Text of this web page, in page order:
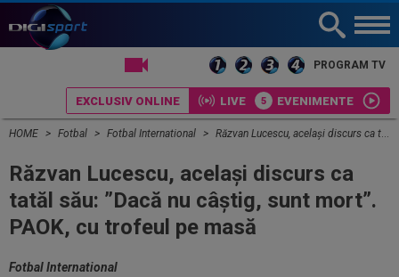
PROGRAM TV
EXCLUSIV ONLINE LIVE EVENIMENTE
HOME Fotbal Fotbal International Răzvan Lucescu, același discurs ca tatăl său: ”Dacă nu câștig, sunt mort”. PAOK, cu trofeul pe masă
Răzvan Lucescu, același discurs ca
tatăl său: ”Dacă nu câștig, sunt mort”.
PAOK, cu trofeul pe masă
Fotbal International